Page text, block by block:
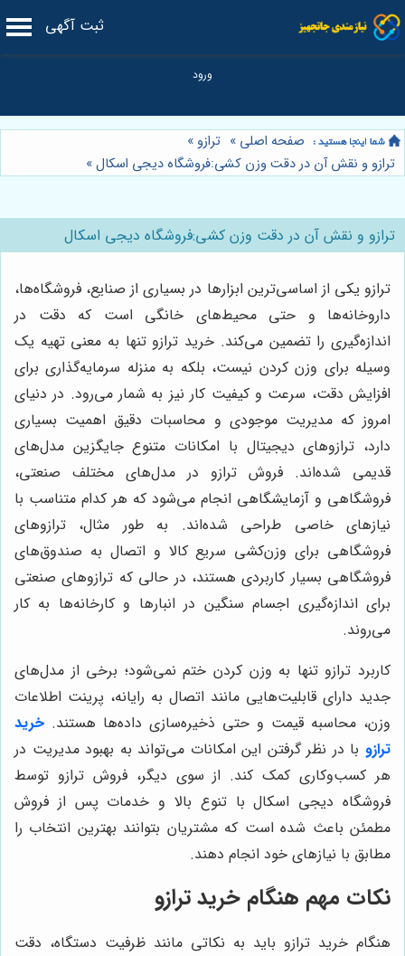
ثبت آگهی
صفحه اصلی » ترازو »
ترازو و نقش آن در دقت وزن کشی:فروشگاه دیجی اسکال»
ترازو و نقش آن در دقت وزن کشی:فروشگاه دیجی اسکال
ترازو یکی از اساسی‌ترین ابزارها در بسیاری از صنایع، فروشگاه‌ها،
داروخانه‌ها و حتی محیط‌های خانگی است که دقت در
اندازه‌گیری را تضمین می‌کند. خرید ترازو تنها به معنی تهیه یک
وسیله برای وزن کردن نیست، بلکه به منزله سرمایه‌گذاری برای
افزایش دقت، سرعت و کیفیت کار نیز به شمار می‌رود. در دنیای
امروز که مدیریت موجودی و محاسبات دقیق اهمیت بسیاری
دارد، ترازوهای دیجیتال با امکانات متنوع جایگزین مدل‌های
قدیمی شده‌اند. فروش ترازو در مدل‌های مختلف صنعتی،
فروشگاهی و آزمایشگاهی انجام می‌شود که هر کدام متناسب با
نیازهای خاصی طراحی شده‌اند. به طور مثال، ترازوهای
فروشگاهی برای وزن‌کشی سریع کالا و اتصال به صندوق‌های
فروشگاهی بسیار کاربردی هستند، در حالی که ترازوهای صنعتی
برای اندازه‌گیری اجسام سنگین در انبارها و کارخانه‌ها به کار
می‌روند.
کاربرد ترازو تنها به وزن کردن ختم نمی‌شود؛ برخی از مدل‌های
جدید دارای قابلیت‌هایی مانند اتصال به رایانه، پرینت اطلاعات
وزن، محاسبه قیمت و حتی ذخیره‌سازی داده‌ها هستند. خرید
ترازو با در نظر گرفتن این امکانات می‌تواند به بهبود مدیریت در
هر کسب‌وکاری کمک کند. از سوی دیگر، فروش ترازو توسط
فروشگاه دیجی اسکال با تنوع بالا و خدمات پس از فروش
مطمئن باعث شده است که مشتریان بتوانند بهترین انتخاب را
مطابق با نیازهای خود انجام دهند.
نکات مهم هنگام خرید ترازو
هنگام خرید ترازو باید به نکاتی مانند ظرفیت دستگاه، دقت